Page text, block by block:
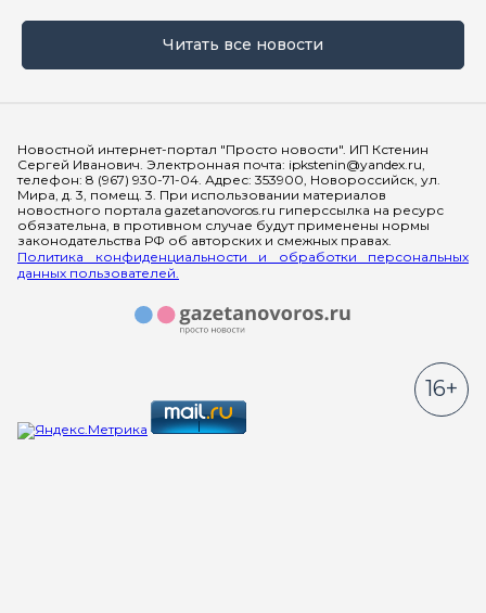
Читать все новости
Новостной интернет-портал "Просто новости". ИП Кстенин
Сергей Иванович. Электронная почта: ipkstenin@yandex.ru,
телефон: 8 (967) 930-71-04. Адрес: 353900, Новороссийск, ул.
Мира, д. 3, помещ. 3. При использовании материалов
новостного портала gazetanovoros.ru гиперссылка на ресурс
обязательна, в противном случае будут применены нормы
законодательства РФ об авторских и смежных правах.
Политика конфиденциальности и обработки персональных
данных пользователей.
16+